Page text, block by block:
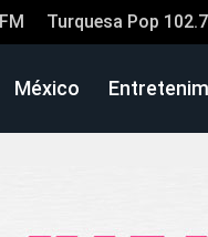
Turquesa Pop
México